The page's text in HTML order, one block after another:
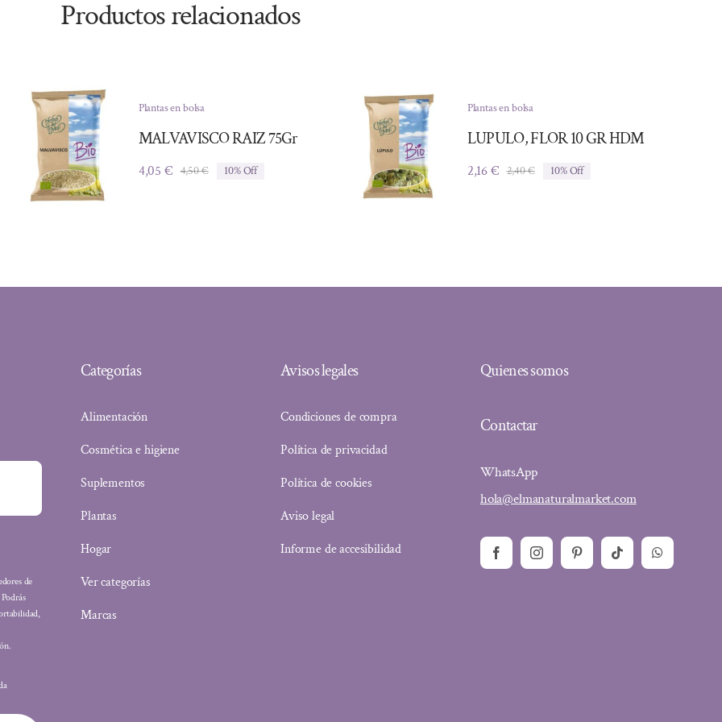
Productos relacionados
Plantas en bolsa
MALVAVISCO RAIZ 75Gr
4,50€El
4,05 €
El
10% Off
Plantas en bolsa
LUPULO, FLOR 10 GR HDM
2,40€El
2,16€
El
10% Off
de
Categorías
Alimentación
Cosmética e higiene
Suplementos
Plantas
Hogar
Ver categorías
Marcas
Avisos legales
Condiciones de compra
Política de privacidad
Política de cookies
Aviso legal
Informe de accesibilidad
Quienes somos
Contactar
WhatsApp
hola@elmanaturalmarket.com